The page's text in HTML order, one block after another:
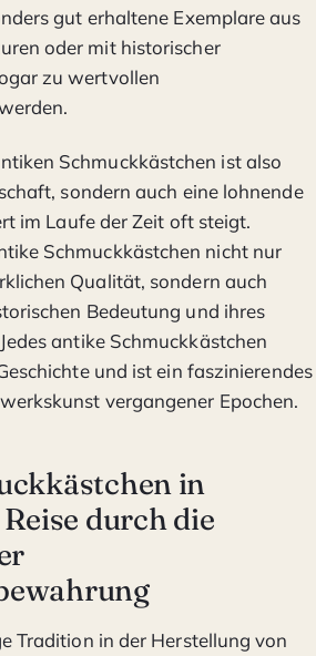
gut erhaltene Exemplare aus
oder mit historischer
zu wertvollen
Schmuckkästchen ist also
sondern auch eine lohnende
im Laufe der Zeit oft steigt.
Schmuckkästchen nicht nur
Qualität, sondern auch
Bedeutung und ihres
antike Schmuckkästchen
und ist ein faszinierendes
vergangener Epochen.
in
durch die
Tradition in der Herstellung von